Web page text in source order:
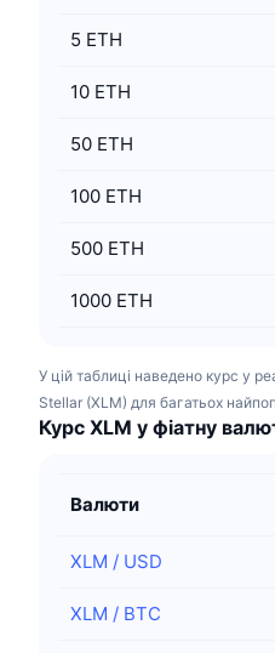
5 ETH
10 ETH
50 ETH
100 ETH
500 ETH
1000 ETH
У цій таблиці наведено курс у
Stellar (XLM) для багатьох
Курс XLM у фіатну
Валюти
XLM / USD
XLM / BTC